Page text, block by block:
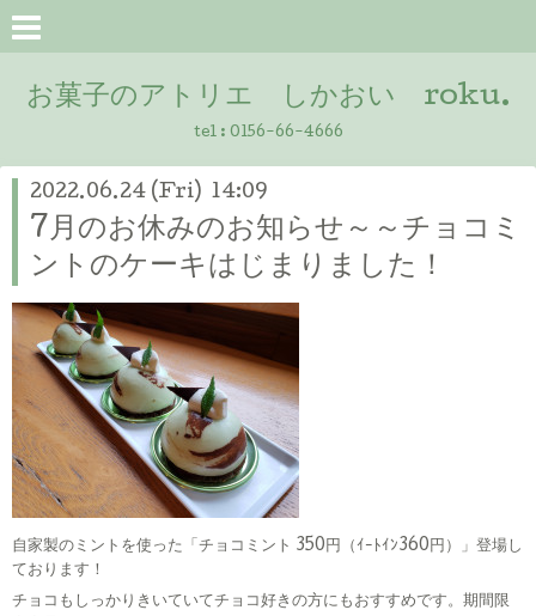
お菓子のアトリエ しかおい roku.
tel : 0156-66-4666
2022.06.24 (Fri) 14:09
7月のお休みのお知らせ～～チョコミ
ントのケーキはじまりました！
自家製のミントを使った「チョコミント 350円（ｲｰﾄｲﾝ360円）」登場し
ております！
チョコもしっかりきいていてチョコ好きの方にもおすすめです。期間限